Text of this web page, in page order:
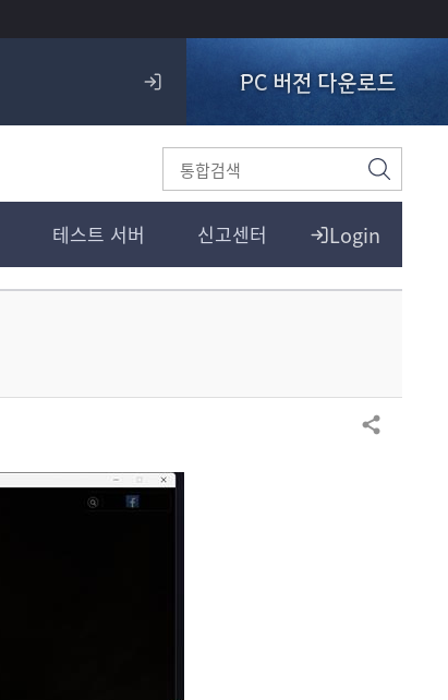
로
PC 버전 다운로드
검
색
Login
테스트 서버 신고센터
공유하기